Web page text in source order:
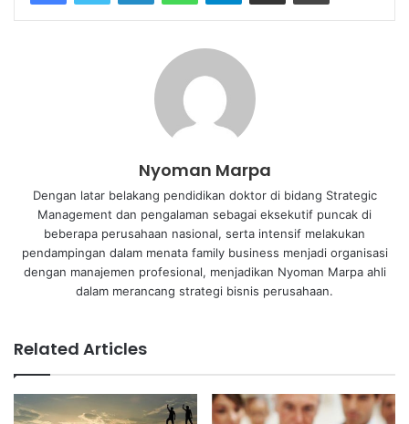
Nyoman Marpa
Dengan latar belakang pendidikan doktor di bidang Strategic
Management dan pengalaman sebagai eksekutif puncak di
beberapa perusahaan nasional, serta intensif melakukan
pendampingan dalam menata family business menjadi organisasi
dengan manajemen profesional, menjadikan Nyoman Marpa ahli
dalam merancang strategi bisnis perusahaan.
Related Articles